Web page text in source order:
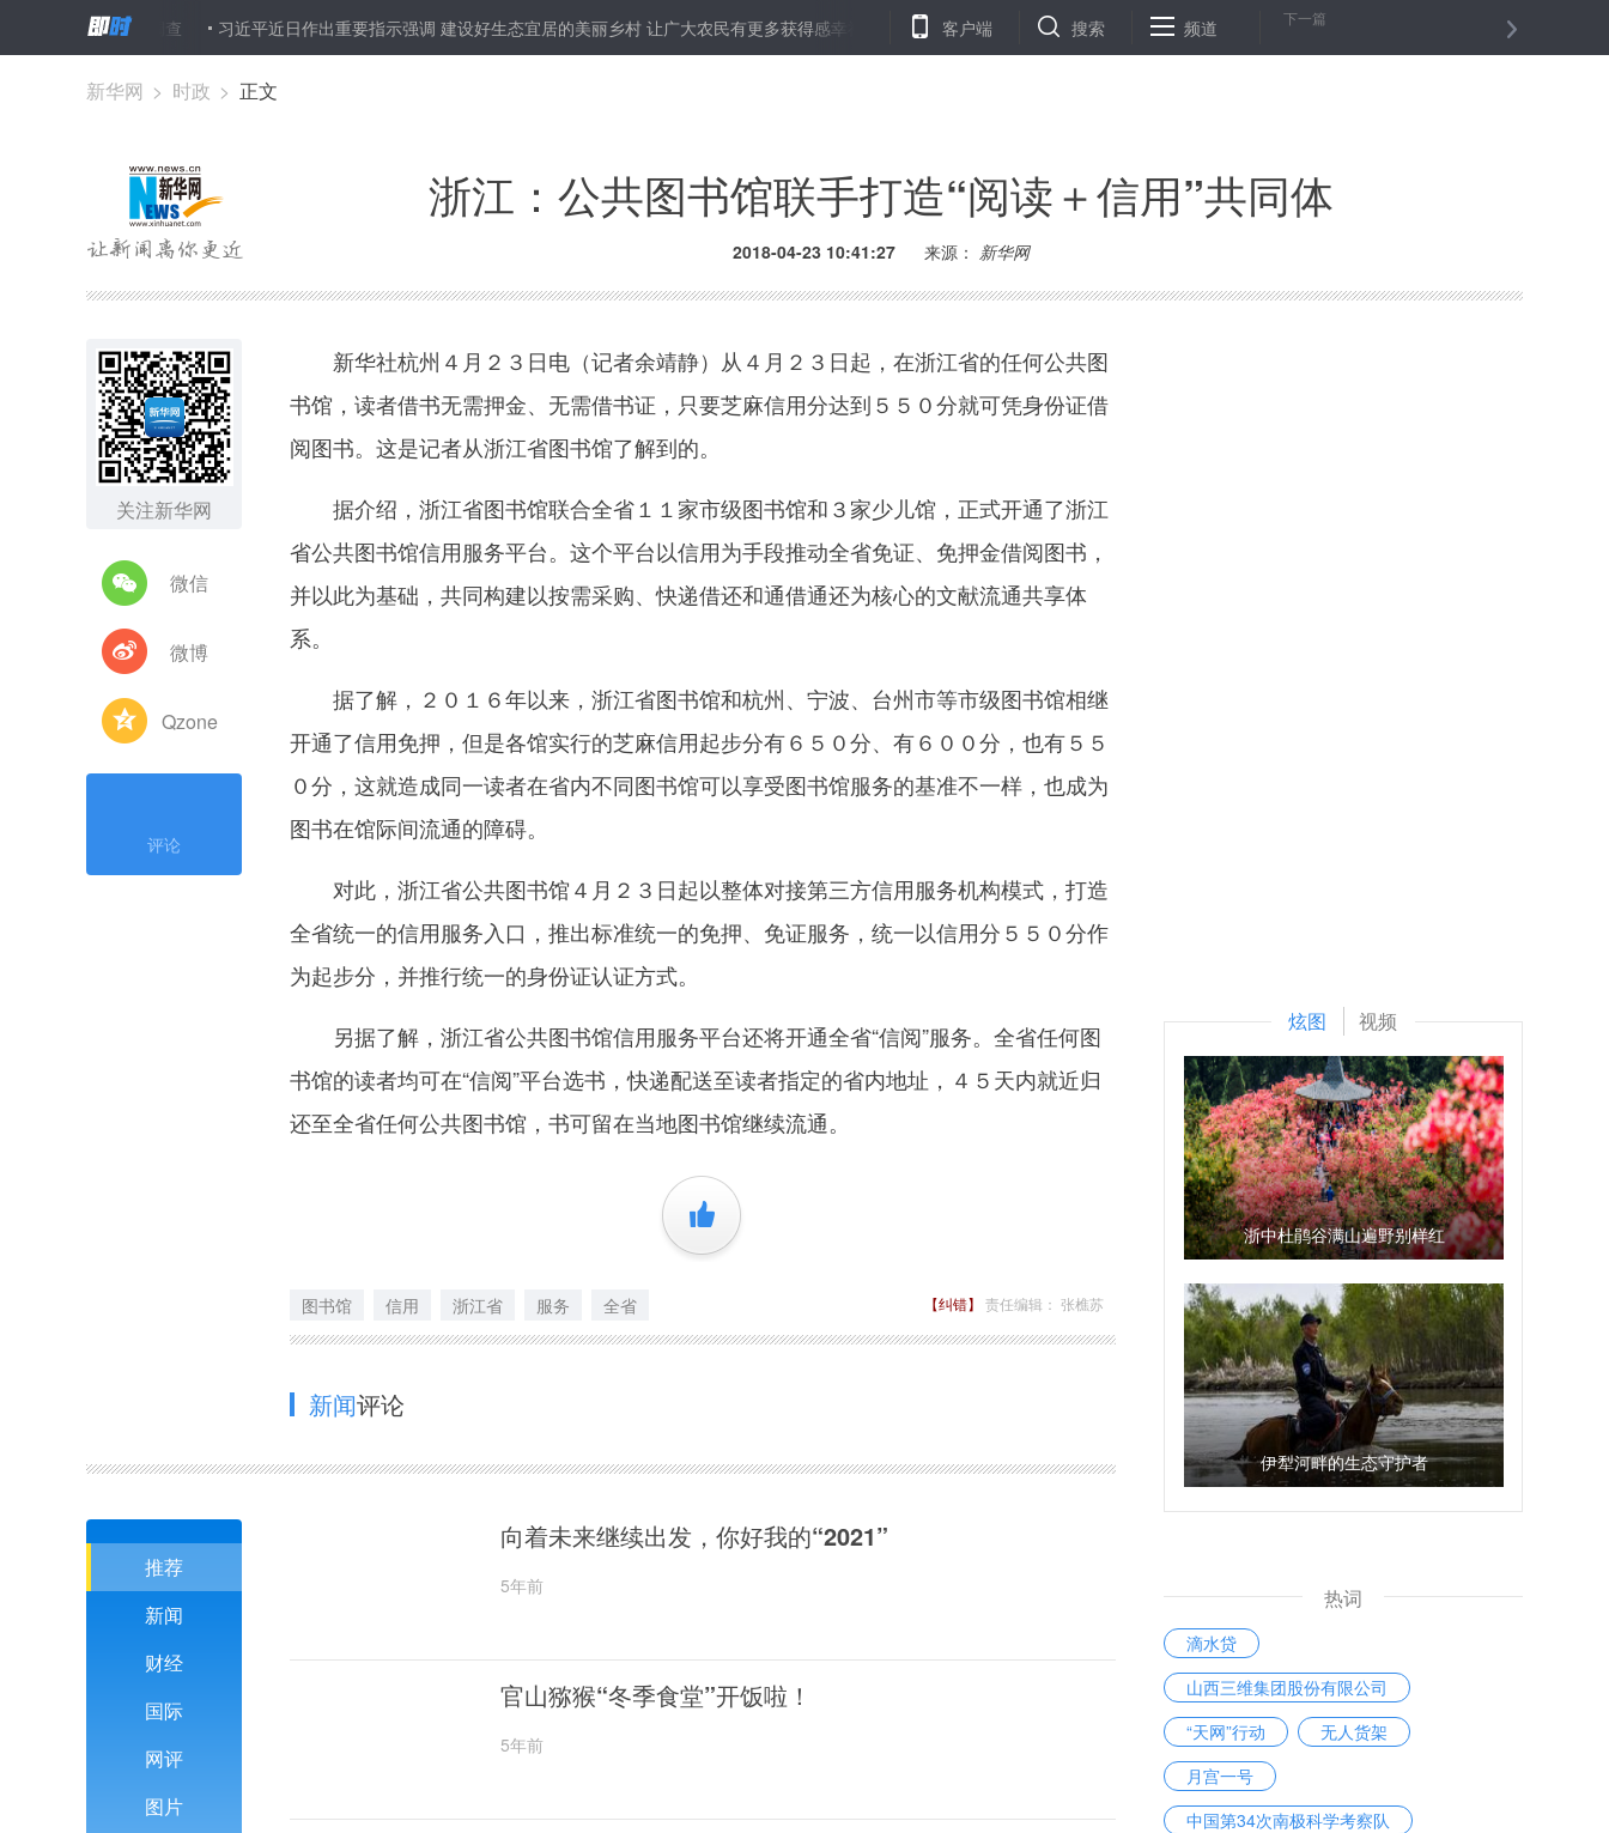
色产业链”调查 习近平近日作出重要指示强调 建设好生态宜居的美丽乡村 让广大农民有更多获得感幸福感 湖南常德出土“精品”西汉昭明铜镜 苏丹一季度黄金产量超过３６吨 “伪智造”何来“真智能”
客户端 搜索 频道 下一篇
新华网 > 时政 > 正文
浙江：公共图书馆联手打造“阅读＋信用”共同体
2018-04-23 10:41:27 来源： 新华网
关注新华网
微信
微博
Qzone
评论
新华社杭州４月２３日电（记者余靖静）从４月２３日起，在浙江省的任何公共图
书馆，读者借书无需押金、无需借书证，只要芝麻信用分达到５５０分就可凭身份证借
阅图书。这是记者从浙江省图书馆了解到的。
据介绍，浙江省图书馆联合全省１１家市级图书馆和３家少儿馆，正式开通了浙江
省公共图书馆信用服务平台。这个平台以信用为手段推动全省免证、免押金借阅图书，
并以此为基础，共同构建以按需采购、快递借还和通借通还为核心的文献流通共享体
系。
据了解，２０１６年以来，浙江省图书馆和杭州、宁波、台州市等市级图书馆相继
开通了信用免押，但是各馆实行的芝麻信用起步分有６５０分、有６００分，也有５５
０分，这就造成同一读者在省内不同图书馆可以享受图书馆服务的基准不一样，也成为
图书在馆际间流通的障碍。
对此，浙江省公共图书馆４月２３日起以整体对接第三方信用服务机构模式，打造
全省统一的信用服务入口，推出标准统一的免押、免证服务，统一以信用分５５０分作
为起步分，并推行统一的身份证认证方式。
另据了解，浙江省公共图书馆信用服务平台还将开通全省“信阅”服务。全省任何图
书馆的读者均可在“信阅”平台选书，快递配送至读者指定的省内地址，４５天内就近归
还至全省任何公共图书馆，书可留在当地图书馆继续流通。
+1
图书馆 信用 浙江省 服务 全省 【纠错】 责任编辑： 张樵苏
新闻评论
推荐
新闻
财经
国际
网评
图片
向着未来继续出发，你好我的“2021”
5年前
官山猕猴“冬季食堂”开饭啦！
5年前
炫图 视频
浙中杜鹃谷满山遍野别样红
伊犁河畔的生态守护者
热词
滴水贷
山西三维集团股份有限公司
“天网”行动
无人货架
月宫一号
中国第34次南极科学考察队